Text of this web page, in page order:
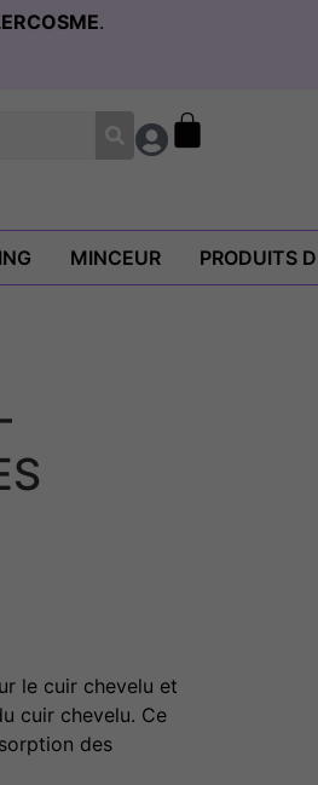
.
MINCEUR PRODUITS
le cuir chevelu et
cuir chevelu. Ce
des